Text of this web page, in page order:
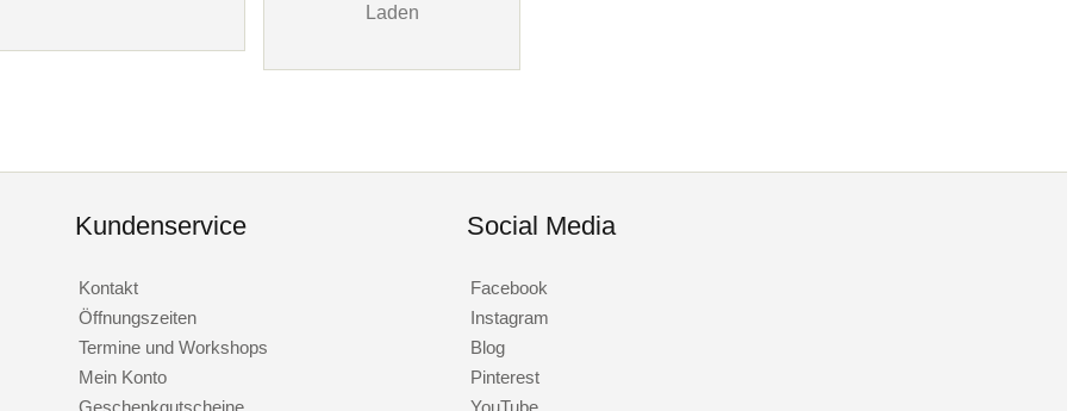
Laden
Kundenservice
Kontakt
Öffnungszeiten
Termine und Workshops
Mein Konto
Social Media
Facebook
Instagram
Blog
Pinterest